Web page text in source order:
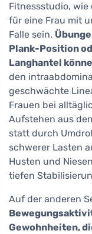
Fitnessstudio, wie
für eine Frau mit
Falle sein.
Plank-Position
Langhantel
den
geschwächte
Frauen bei
Aufstehen aus
statt durch
schwerer Lasten
Husten und
tiefen
Auf der anderen
Gewohnheiten,